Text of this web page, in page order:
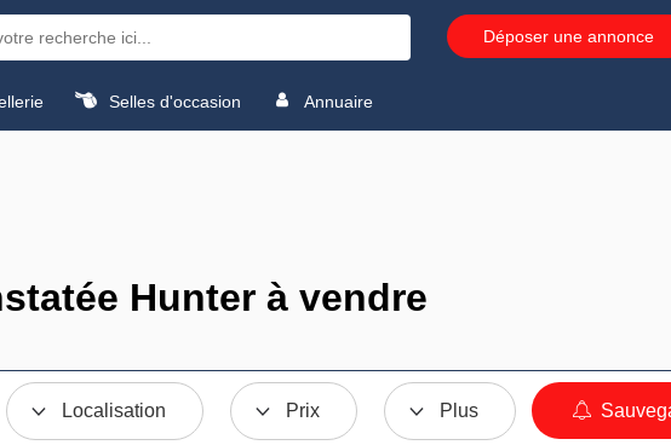
Déposer une annonce
Selles d'occasion Annuaire
Hunter à vendre
Localisation Prix Plus